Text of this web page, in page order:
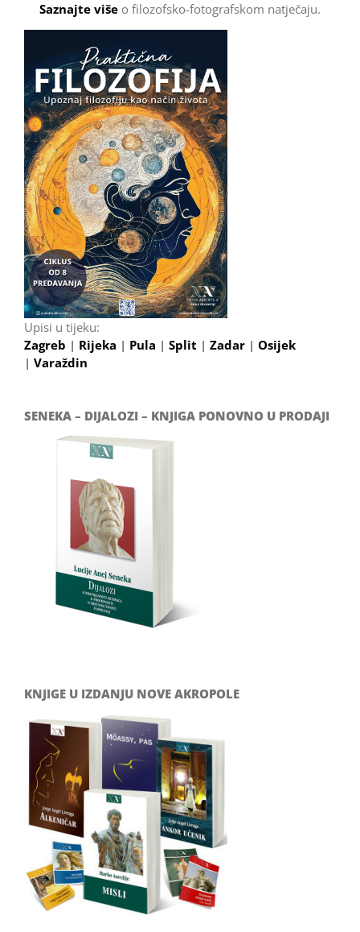
Saznajte više o filozofsko-fotografskom natječaju.
Upisi u tijeku:
Zagreb | Rijeka | Pula | Split | Zadar | Osijek
| Varaždin
SENEKA – DIJALOZI – KNJIGA PONOVNO U PRODAJI
KNJIGE U IZDANJU NOVE AKROPOLE